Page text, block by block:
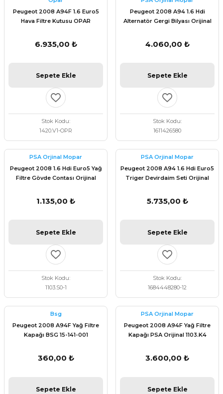
Fren Teli
- Turbo Borusu - Egr - Hava
Şamandıra - Yakıt Hortumu
Takım- Aks - Fren - Direksiyon
- Volan - Vites Kolu+Teli
- Turbo Borusu - Egr - Hava
Şamandıra - Yakıt Hortumu
Fren Teli
- Turbo Borusu - Egr - Hava
Şamandıra - Yakıt Hortumu
- Gaz Fren Teli
- Turbo Borusu - Egr - Hava
Şamandıra - Yakıt Hortumu
Peugeot 2008 A94F 1.6 Euro5
Hava Filtre Kutusu OPAR
6.935,00 ₺
Sepete Ekle
Stok Kodu
1420.V1-OPR
Peugeot 2008 A94 1.6 Hdi
Alternatör Gergi Bilyası Orijinal
4.060,00 ₺
Sepete Ekle
Stok Kodu
1611426580
PSA Orjinal Mopar
Peugeot 2008 1.6 Hdi Euro5 Yağ
Filtre Gövde Contası Orijinal
1.135,00 ₺
Sepete Ekle
Stok Kodu
1103.S0-1
PSA Orjinal Mopar
Peugeot 2008 A94 1.6 Hdi Euro5
Triger Devirdaim Seti Orijinal
5.735,00 ₺
Sepete Ekle
Stok Kodu
1684448280-12
Bsg
Peugeot 2008 A94F Yağ Filtre
Kapağı BSG 15-141-001
360,00 ₺
Sepete Ekle
PSA Orjinal Mopar
Peugeot 2008 A94F Yağ Filtre
Kapağı PSA Orijinal 1103.K4
3.600,00 ₺
Sepete Ekle